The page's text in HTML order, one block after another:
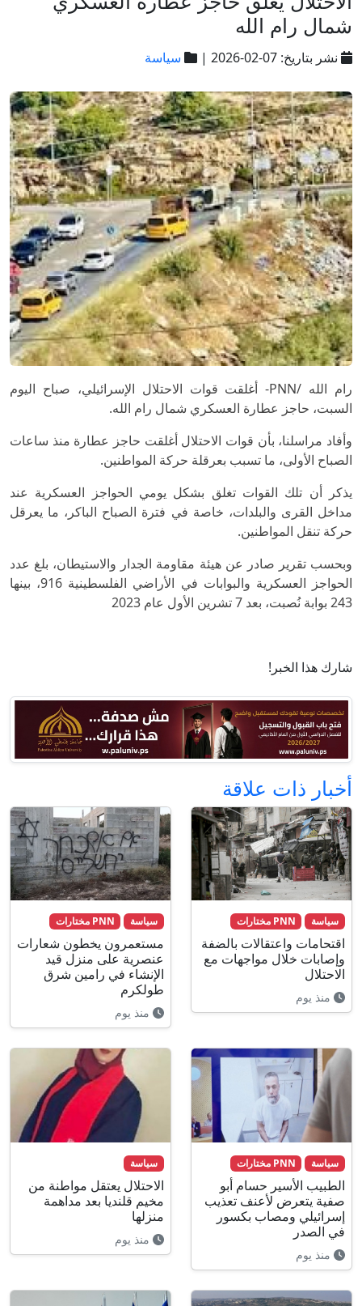
شمال رام الله
نشر بتاريخ: 07-02-2026 | سياسة
رام الله /PNN- أغلقت قوات الاحتلال الإسرائيلي، صباح اليوم
السبت، حاجز عطارة العسكري شمال رام الله.
وأفاد مراسلنا، بأن قوات الاحتلال أغلقت حاجز عطارة منذ ساعات
الصباح الأولى، ما تسبب بعرقلة حركة المواطنين.
يذكر أن تلك القوات تغلق بشكل يومي الحواجز العسكرية عند
مداخل القرى والبلدات، خاصة في فترة الصباح الباكر، ما يعرقل
حركة تنقل المواطنين.
وبحسب تقرير صادر عن هيئة مقاومة الجدار والاستيطان، بلغ عدد
الحواجز العسكرية والبوابات في الأراضي الفلسطينية 916، بينها
243 بوابة نُصبت، بعد 7 تشرين الأول عام 2023
شارك هذا الخبر!
أخبار ذات علاقة
سياسة PNN مختارات
اقتحامات واعتقالات بالضفة
وإصابات خلال مواجهات مع
الاحتلال
منذ يوم
سياسة PNN مختارات
مستعمرون يخطون شعارات
عنصرية على منزل قيد
الإنشاء في رامين شرق
طولكرم
منذ يوم
سياسة PNN مختارات
الطبيب الأسير حسام أبو
صفية يتعرض لأعنف تعذيب
إسرائيلي ومصاب بكسور
في الصدر
منذ يوم
سياسة
الاحتلال يعتقل مواطنة من
مخيم قلنديا بعد مداهمة
منزلها
منذ يوم